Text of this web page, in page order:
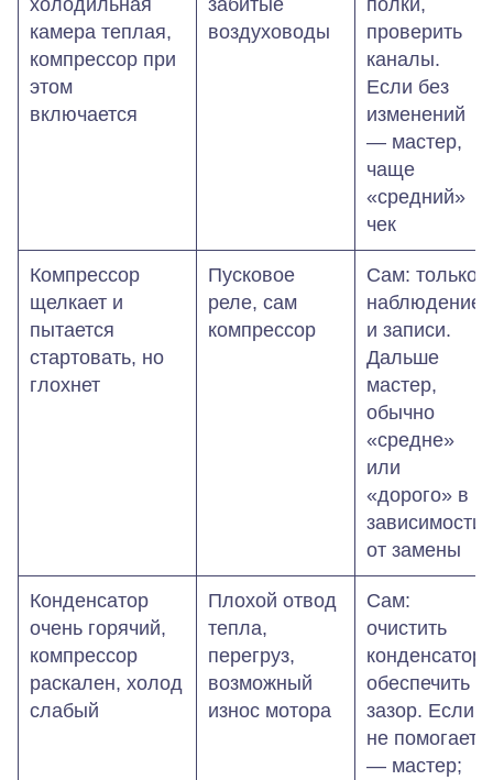
камера теплая,
компрессор при
этом
включается
воздуховоды
проверить
каналы.
Если без
изменений
— мастер,
чаще
«средний»
чек
Компрессор
щелкает и
пытается
стартовать, но
глохнет
Пусковое
реле, сам
компрессор
Сам: только
наблюдение
и записи.
Дальше
мастер,
обычно
«средне»
или
«дорого» в
зависимости
от замены
Конденсатор
очень горячий,
компрессор
раскален, холод
слабый
Плохой отвод
тепла,
перегруз,
возможный
износ мотора
Сам:
очистить
конденсатор,
обеспечить
зазор. Если
не помогает
— мастер;